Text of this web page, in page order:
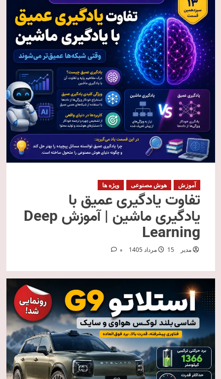
آموزش هوش مصنوعی ویژه ها
تفاوت یادگیری عمیق با
یادگیری ماشین | آموزش Deep
Learning
مدیر 15 مرداد 1405 0